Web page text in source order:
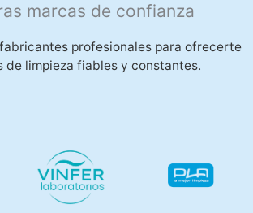
marcas de confianza
profesionales para ofrecerte
de limpieza fiables y constantes.